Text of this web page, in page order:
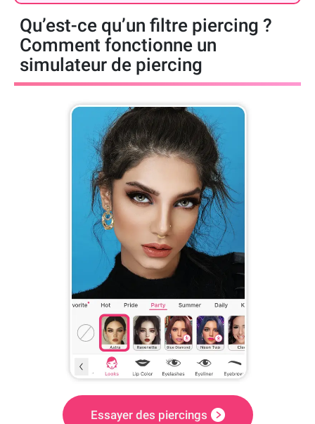
Qu’est-ce qu’un filtre piercing ?
Comment fonctionne un
simulateur de piercing
Essayer des piercings